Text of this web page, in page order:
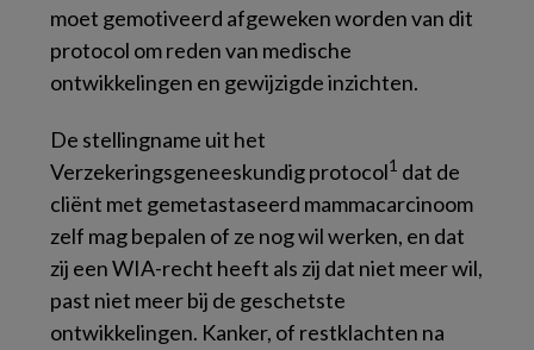
moet gemotiveerd afgeweken worden van dit
protocol om reden van medische
ontwikkelingen en gewijzigde inzichten.
De stellingname uit het
Verzekeringsgeneeskundig protocol1 dat de
cliënt met gemetastaseerd mammacarcinoom
zelf mag bepalen of ze nog wil werken, en dat
zij een WIA-recht heeft als zij dat niet meer wil,
past niet meer bij de geschetste
ontwikkelingen. Kanker, of restklachten na